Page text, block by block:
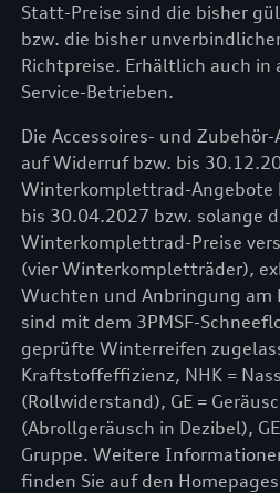
Statt-Preise sind die bisher
bzw. die bisher
Richtpreise. Erhältlich auch
Service-Betrieben.
Die Accessoires- und
auf Widerruf bzw. bis
Winterkomplettrad-Angebote
bis 30.04.2027 bzw. solange
Winterkomplettrad-Preise
(vier Winterkompletträder),
Wuchten und Anbringung am
sind mit dem 3PMSF-
geprüfte Winterreifen
Kraftstoffeffizienz, NHK =
(Rollwiderstand), GE =
(Abrollgeräusch in Dezibel),
Gruppe. Weitere
finden Sie auf den